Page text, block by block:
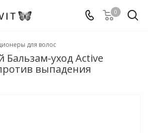
0
для волос
уход Active
выпадения